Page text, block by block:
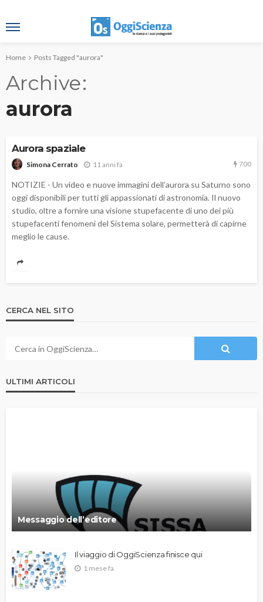
Home Posts Tagged "aurora"
Archive
aurora
Aurora spaziale
Simona Cerrato 11 anni fa 700
NOTIZIE - Un video e nuove immagini dell’aurora su Saturno sono
oggi disponibili per tutti gli appassionati di astronomia. Il nuovo
studio, oltre a fornire una visione stupefacente di uno dei più
stupefacenti fenomeni del Sistema solare, permetterà di capirne
meglio le cause.
CERCA NEL SITO
ULTIMI ARTICOLI
Messaggio dell’editore
Il viaggio di OggiScienza finisce qui
1 mese fa